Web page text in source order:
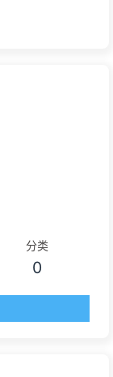
分类
0